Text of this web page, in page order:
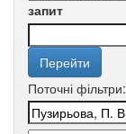
запит
Поточні фільтри: